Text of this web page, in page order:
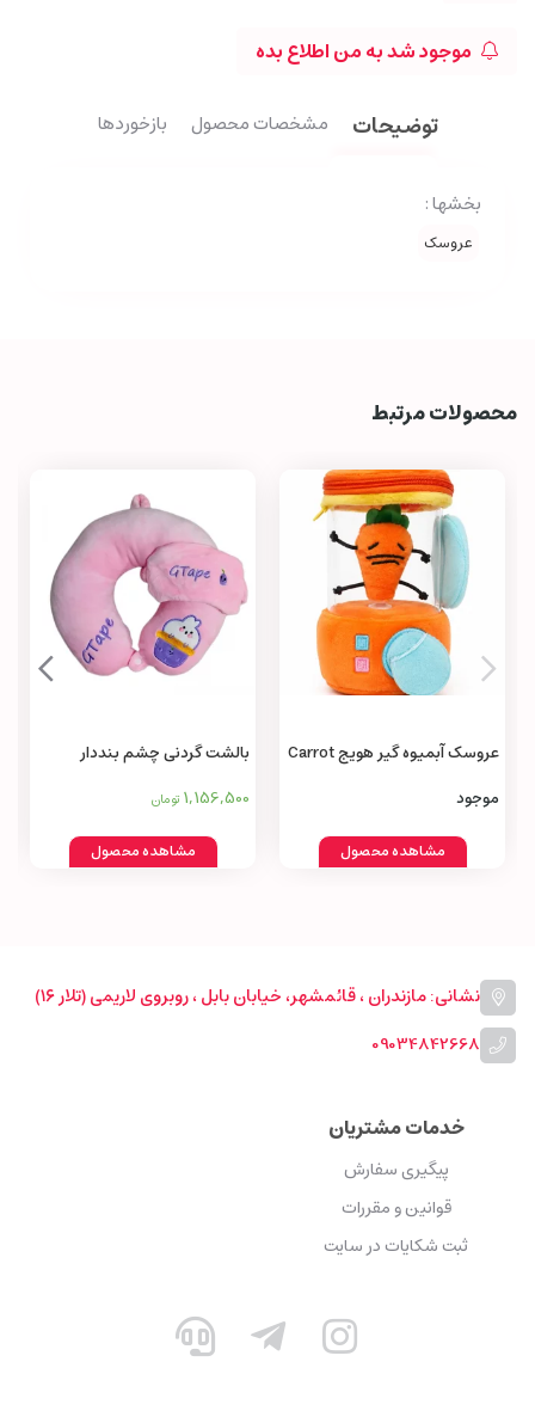
موجود شد به من اطلاع بده
توضیحات مشخصات محصول بازخوردها
بخشها :
عروسک
محصولات مرتبط
عروسک آبمیوه‌ گیر هویج Carrot
موجود
مشاهده محصول
بالشت گردنی چشم بنددار
1,156,500 تومان
مشاهده محصول
نشانی: مازندران ، قائمشهر، خیابان بابل ، روبروی لاریمی (تلار ۱۶)
09034842668
خدمات مشتریان
پیگیری سفارش
قوانین و مقررات
ثبت شکایات در سایت